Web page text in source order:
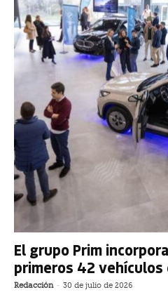
El grupo Prim
primeros 42
Redacción - 30 de julio de 2026